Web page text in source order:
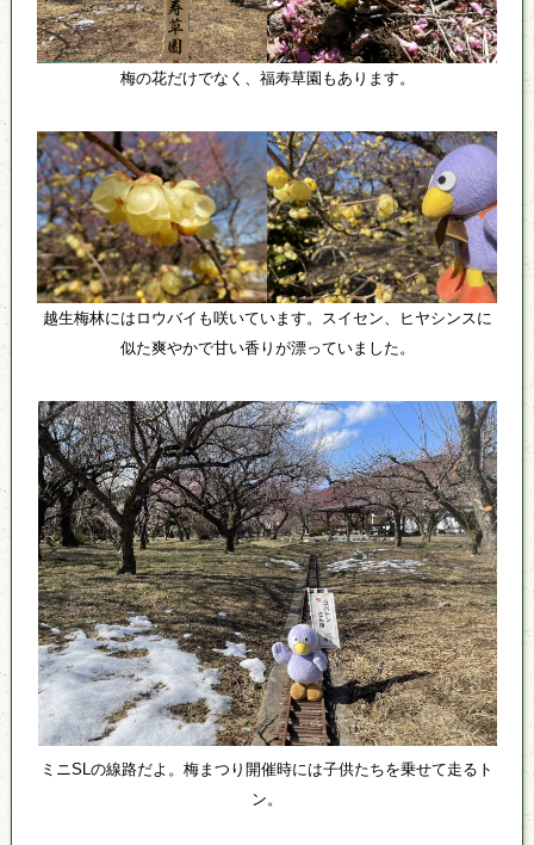
梅の花だけでなく、福寿草園もあります。
越生梅林にはロウバイも咲いています。スイセン、ヒヤシンスに
似た爽やかで甘い香りが漂っていました。
ミニSLの線路だよ。梅まつり開催時には子供たちを乗せて走るト
ン。